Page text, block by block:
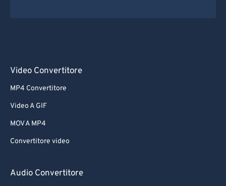
Video Convertitore
MP4 Convertitore
Video A GIF
MOV A MP4
Convertitore video
Audio Convertitore